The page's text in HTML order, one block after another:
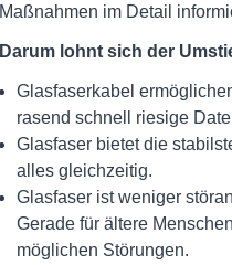
Maßnahmen im Detail
Darum lohnt sich der
Glasfaserkabel
rasend schnell riesige
Glasfaser bietet die
alles gleichzeitig.
Glasfaser ist weniger
Gerade für ältere
möglichen Störungen.